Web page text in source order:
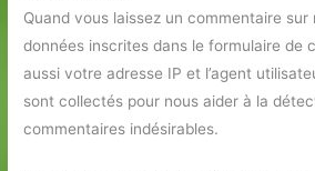
Quand vous laissez un commentaire
données inscrites dans le formulaire de
aussi votre adresse IP et l’agent
sont collectés pour nous aider à la
commentaires indésirables.